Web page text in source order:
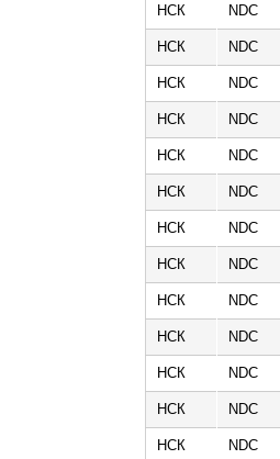
НСК NDC
НСК NDC
НСК NDC
НСК NDC
НСК NDC
НСК NDC
НСК NDC
НСК NDC
НСК NDC
НСК NDC
НСК NDC
НСК NDC
НСК NDC